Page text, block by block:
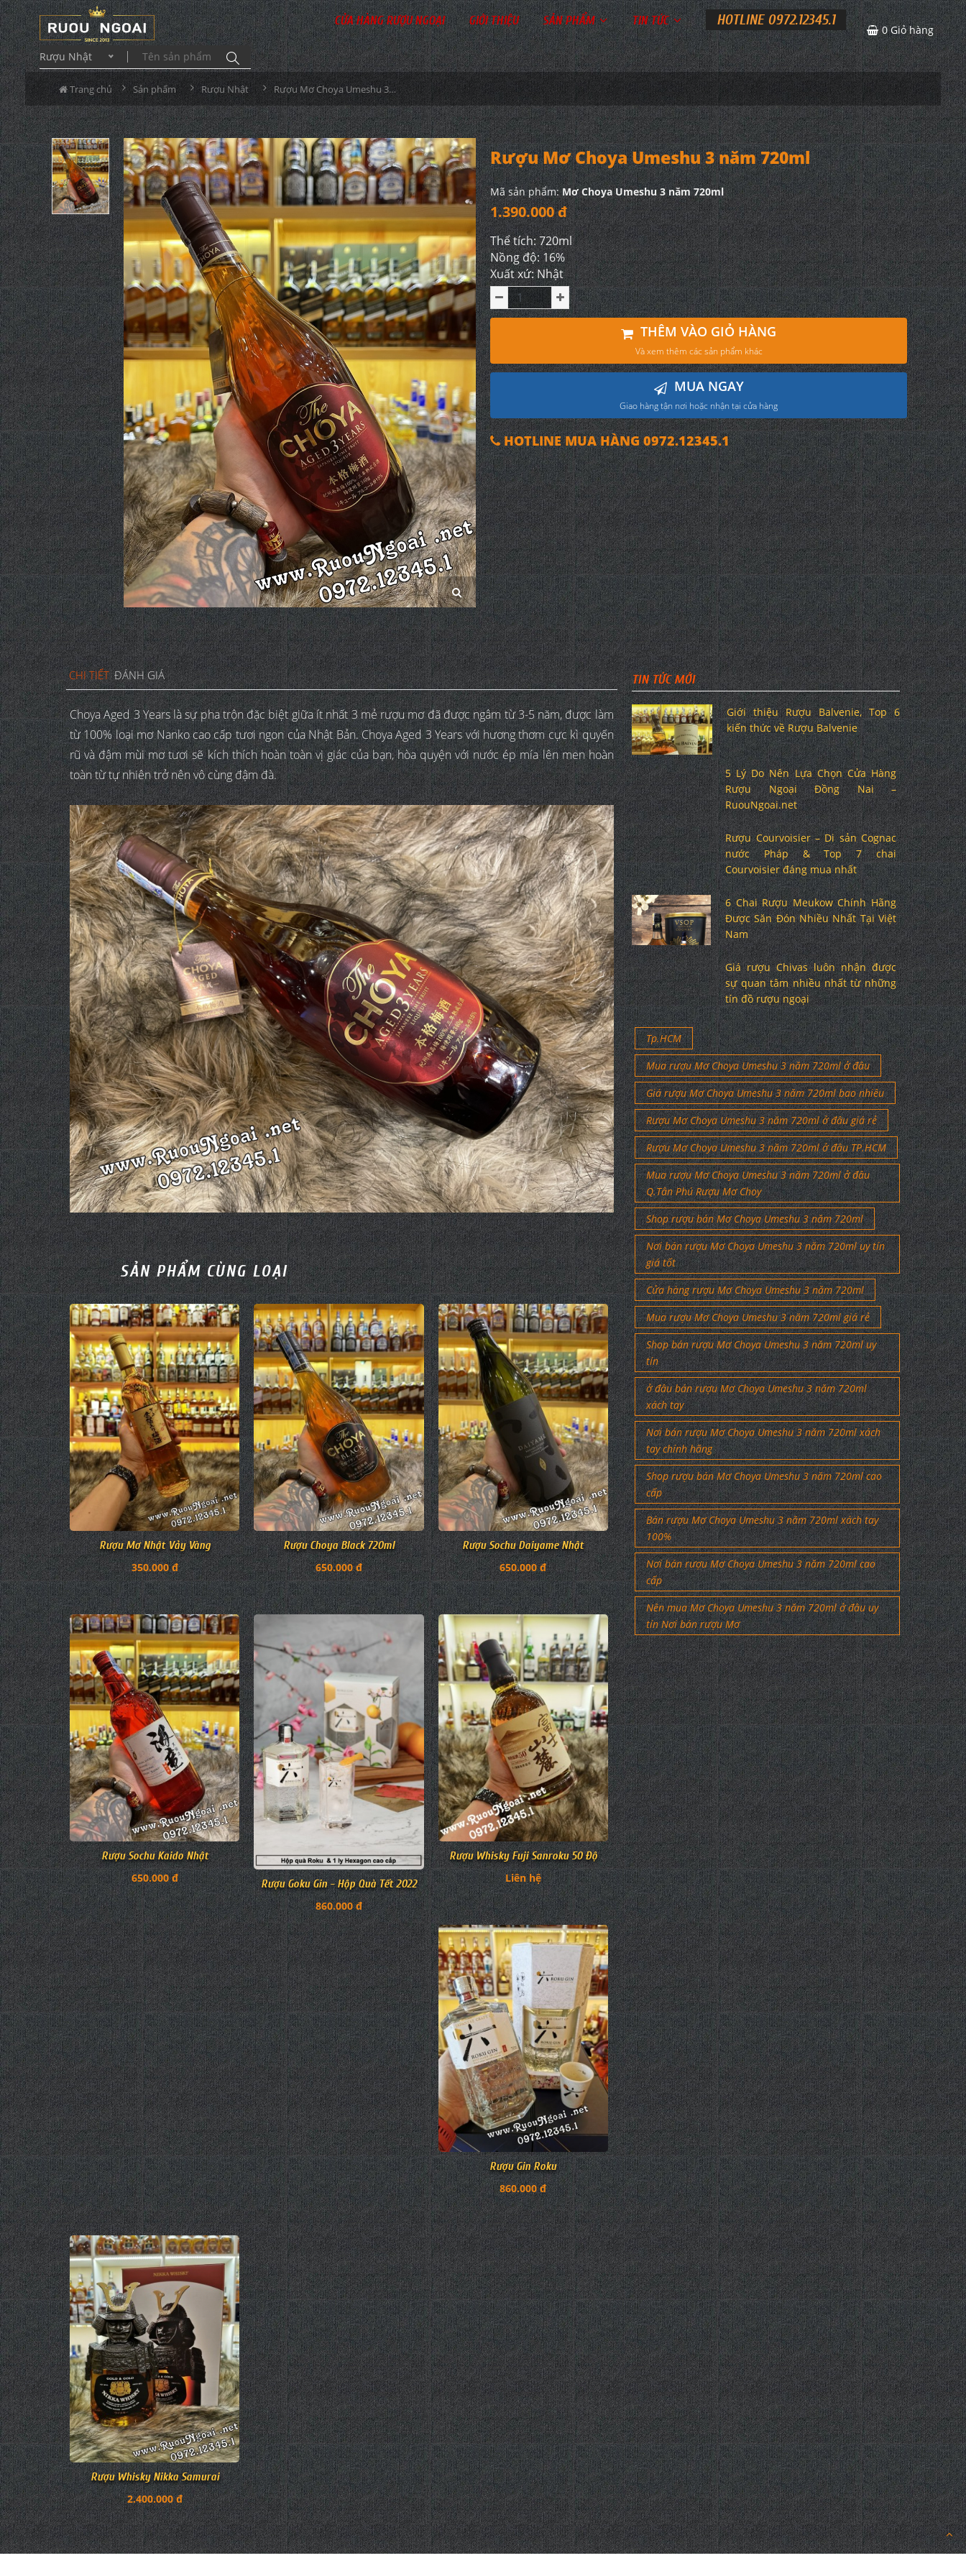
Rượu Nhật
CỬA HÀNG RƯỢU NGOẠI GIỚI THIỆU SẢN PHẨM TIN TỨC HOTLINE 0972.12345.1
0 Giỏ hàng
Trang chủ Sản phẩm Rượu Nhật Rượu Mơ Choya Umeshu 3 năm 720ml
Rượu Mơ Choya Umeshu 3 năm 720ml
Mã sản phẩm:Mơ Choya Umeshu 3 năm 720ml
1.390.000 đ
Thể tích: 720ml
Nồng độ: 16%
Xuất xứ: Nhật
THÊM VÀO GIỎ HÀNG
Và xem thêm các sản phẩm khác
MUA NGAY
Giao hàng tận nơi hoặc nhận tại cửa hàng
HOTLINE MUA HÀNG 0972.12345.1
CHI TIẾT ĐÁNH GIÁ
Choya Aged 3 Years là sự pha trộn đặc biệt giữa ít nhất 3 mẻ rượu mơ đã được ngâm từ 3-5 năm, được làm
từ 100% loại mơ Nanko cao cấp tươi ngon của Nhật Bản. Choya Aged 3 Years với hương thơm cực kì quyến
rũ và đậm mùi mơ tươi sẽ kích thích hoàn toàn vị giác của bạn, hòa quyện với nước ép mía lên men hoàn
toàn từ tự nhiên trở nên vô cùng đậm đà.
SẢN PHẨM CÙNG LOẠI
Rượu Mơ Nhật Vảy Vàng
350.000 đ
Rượu Choya Black 720ml
650.000 đ
Rượu Sochu Daiyame Nhật
650.000 đ
Rượu Sochu Kaido Nhật
650.000 đ Rượu Goku Gin - Hộp Quà Tết 2022
860.000 đ
Rượu Whisky Fuji Sanroku 50 Độ
Liên hệ
Rượu Gin Roku
860.000 đ
Rượu Whisky Nikka Samurai
2.400.000 đ
TIN TỨC MỚI
Giới thiệu Rượu Balvenie, Top 6
kiến thức về Rượu Balvenie
5 Lý Do Nên Lựa Chọn Cửa Hàng
Rượu Ngoại Đồng Nai –
RuouNgoai.net
Rượu Courvoisier – Di sản Cognac
nước Pháp & Top 7 chai
Courvoisier đáng mua nhất
6 Chai Rượu Meukow Chính Hãng
Được Săn Đón Nhiều Nhất Tại Việt
Nam
Giá rượu Chivas luôn nhận được
sự quan tâm nhiều nhất từ những
tín đồ rượu ngoại
Tp.HCM
Mua rượu Mơ Choya Umeshu 3 năm 720ml ở đâu
Giá rượu Mơ Choya Umeshu 3 năm 720ml bao nhiêu
Rượu Mơ Choya Umeshu 3 năm 720ml ở đâu giá rẻ
Rượu Mơ Choya Umeshu 3 năm 720ml ở đâu TP.HCM
Mua rượu Mơ Choya Umeshu 3 năm 720ml ở đâu
Q.Tân Phú Rượu Mơ Choy
Shop rượu bán Mơ Choya Umeshu 3 năm 720ml
Nơi bán rượu Mơ Choya Umeshu 3 năm 720ml uy tín
giá tốt
Cửa hàng rượu Mơ Choya Umeshu 3 năm 720ml
Mua rượu Mơ Choya Umeshu 3 năm 720ml giá rẻ
Shop bán rượu Mơ Choya Umeshu 3 năm 720ml uy
tín
ở đâu bán rượu Mơ Choya Umeshu 3 năm 720ml
xách tay
Nơi bán rượu Mơ Choya Umeshu 3 năm 720ml xách
tay chính hãng
Shop rượu bán Mơ Choya Umeshu 3 năm 720ml cao
cấp
Bán rượu Mơ Choya Umeshu 3 năm 720ml xách tay
100%
Nơi bán rượu Mơ Choya Umeshu 3 năm 720ml cao
cấp
Nên mua Mơ Choya Umeshu 3 năm 720ml ở đâu uy
tín Nơi bán rượu Mơ